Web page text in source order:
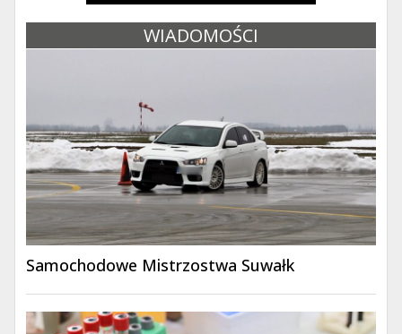
WIADOMOŚCI
Samochodowe Mistrzostwa Suwałk